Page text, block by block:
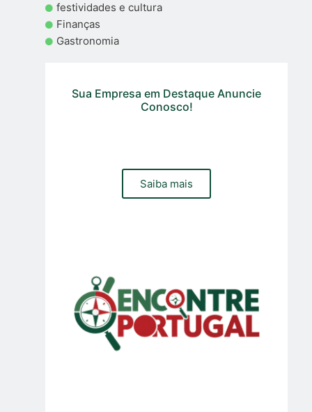
festividades e cultura
Finanças
Gastronomia
Sua Empresa em Destaque Anuncie
Conosco!
Saiba mais